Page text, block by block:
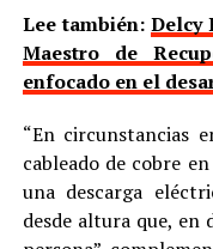
Lee también:Delcy
Maestro de
enfocado en el
“En circunstancias
cableado de cobre
una descarga
desde altura que, en